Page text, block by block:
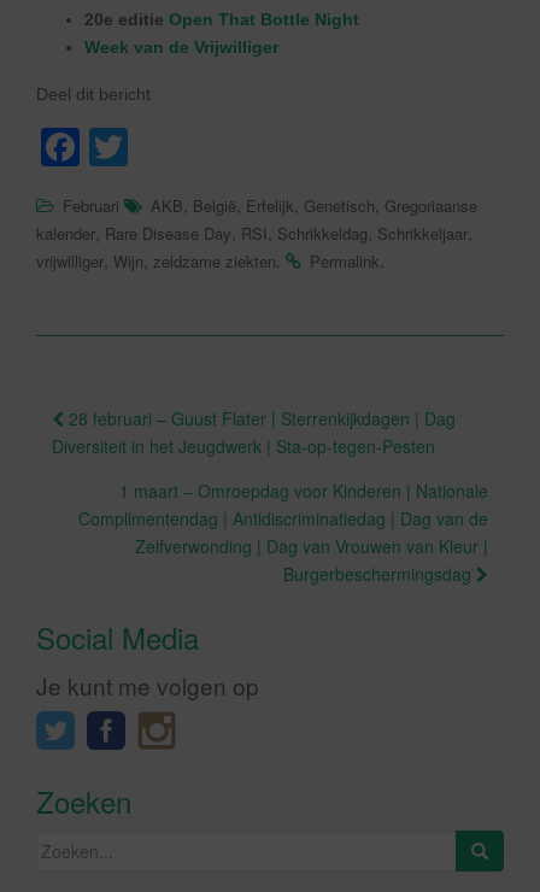
20e editie Open That Bottle Night
Week van de Vrijwilliger
Deel dit bericht
F
c
e
o
k
tt
er
Februari AKB, België, Erfelijk, Genetisch, Gregoriaanse
kalender, Rare Disease Day, RSI, Schrikkeldag, Schrikkeljaar,
vrijwilliger, Wijn, zeldzame ziekten. Permalink.
Berichtnavigatie
28 februari – Guust Flater | Sterrenkijkdagen | Dag
Diversiteit in het Jeugdwerk | Sta-op-tegen-Pesten
1 maart – Omroepdag voor Kinderen | Nationale
Complimentendag | Antidiscriminatiedag | Dag van de
Zelfverwonding | Dag van Vrouwen van Kleur |
Burgerbeschermingsdag
Social Media
Je kunt me volgen op
Zoeken
Zoeken